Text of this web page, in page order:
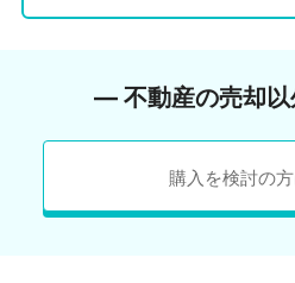
― 不動産の売却
購入を検討の